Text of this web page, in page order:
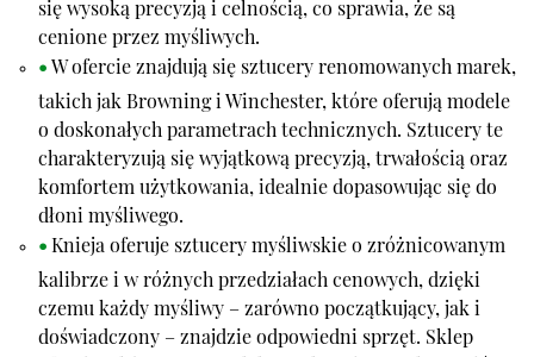
się wysoką precyzją i celnością, co sprawia, że są
cenione przez myśliwych.
W ofercie znajdują się sztucery renomowanych marek,
takich jak Browning i Winchester, które oferują modele
o doskonałych parametrach technicznych. Sztucery te
charakteryzują się wyjątkową precyzją, trwałością oraz
komfortem użytkowania, idealnie dopasowując się do
dłoni myśliwego.
Knieja oferuje sztucery myśliwskie o zróżnicowanym
kalibrze i w różnych przedziałach cenowych, dzięki
czemu każdy myśliwy – zarówno początkujący, jak i
doświadczony – znajdzie odpowiedni sprzęt. Sklep